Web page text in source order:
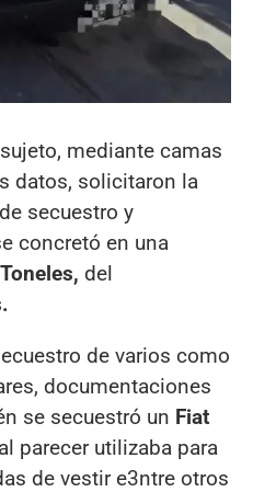
mediante camas
datos, solicitaron la
secuestro y
concretó en una
del
de varios como
documentaciones
se secuestró un Fiat
parecer utilizaba para
de vestir e3ntre otros